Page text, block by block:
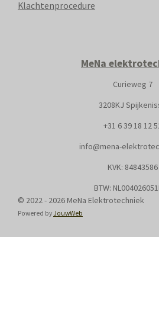
Klachtenprocedure
MeNa
Curieweg 7
3208KJ
+31 6 39 18 12
info@mena-
KVK: 84843586
BTW:
© 2022 - 2026 MeNa Elektrotechniek
Powered by JouwWeb